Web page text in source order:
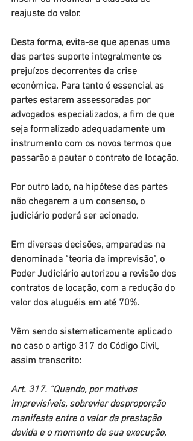
reajuste do valor.
Desta forma, evita-se que apenas uma
das partes suporte integralmente os
prejuízos decorrentes da crise
econômica. Para tanto é essencial as
partes estarem assessoradas por
advogados especializados, a fim de que
seja formalizado adequadamente um
instrumento com os novos termos que
passarão a pautar o contrato de locação.
Por outro lado, na hipótese das partes
não chegarem a um consenso, o
judiciário poderá ser acionado.
Em diversas decisões, amparadas na
denominada “teoria da imprevisão”, o
Poder Judiciário autorizou a revisão dos
contratos de locação, com a redução do
valor dos aluguéis em até 70%.
Vêm sendo sistematicamente aplicado
no caso o artigo 317 do Código Civil,
assim transcrito:
Art. 317. “Quando, por motivos
imprevisíveis, sobrevier desproporção
manifesta entre o valor da prestação
devida e o momento de sua execução,